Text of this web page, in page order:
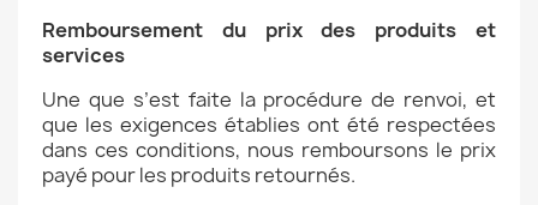
Remboursement du prix des produits et
services
Une que s’est faite la procédure de renvoi, et
que les exigences établies ont été respectées
dans ces conditions, nous remboursons le prix
payé pour les produits retournés.